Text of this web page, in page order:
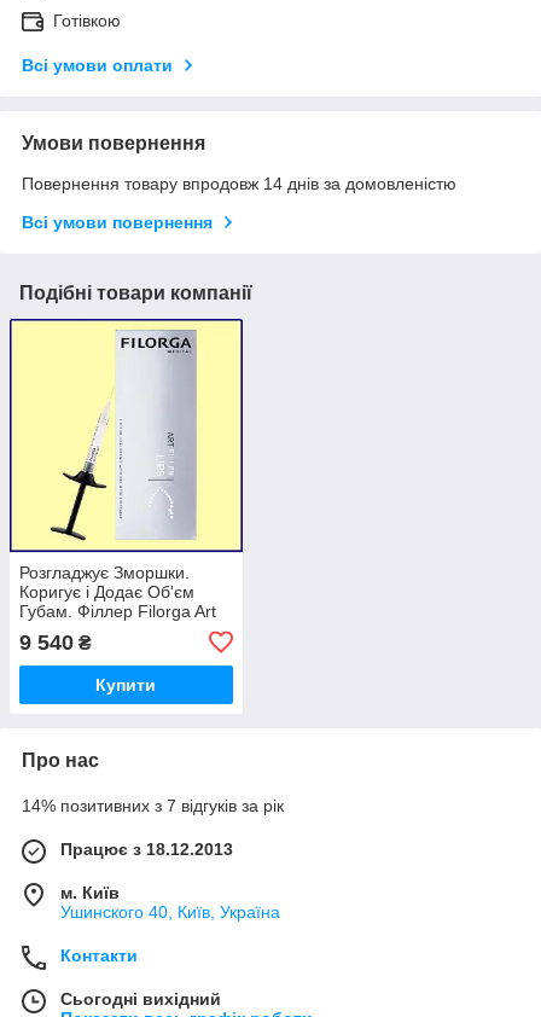
Готівкою
Всі умови оплати
Умови повернення
Повернення товару впродовж 14 днів за домовленістю
Всі умови повернення
Подібні товари компанії
Розгладжує Зморшки.
Коригує і Додає Об'єм
Губам. Філлер Filorga Art
9 540 ₴
Купити
Про нас
14% позитивних з 7 відгуків за рік
Працює з 18.12.2013
м. Київ
Ушинского 40, Київ, Україна
Контакти
Сьогодні вихідний